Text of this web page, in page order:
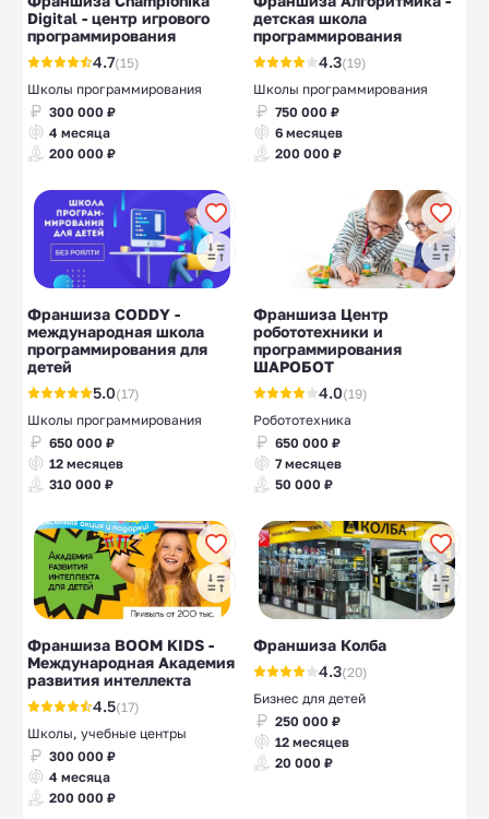
Digital - центр игрового
программирования
4.7(15)
Школы программирования
300 000 ₽
4 месяца
200 000 ₽
детская школа
программирования
4.3(19)
Школы программирования
750 000 ₽
6 месяцев
200 000 ₽
Франшиза CODDY -
международная школа
программирования для
детей
5.0(17)
Школы программирования
650 000 ₽
12 месяцев
310 000 ₽
Франшиза Центр
робототехники и
программирования
ШАРОБОТ
4.0(19)
Робототехника
650 000 ₽
7 месяцев
50 000 ₽
Франшиза BOOM KIDS -
Международная Академия
развития интеллекта
4.5(17)
Школы, учебные центры
300 000 ₽
4 месяца
200 000 ₽
Франшиза Колба
4.3(20)
Бизнес для детей
250 000 ₽
12 месяцев
20 000 ₽